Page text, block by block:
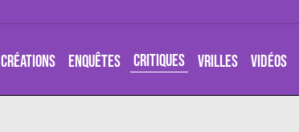
CRÉATIONS ENQUÊTES CRITIQUES VRILLES VIDÉOS